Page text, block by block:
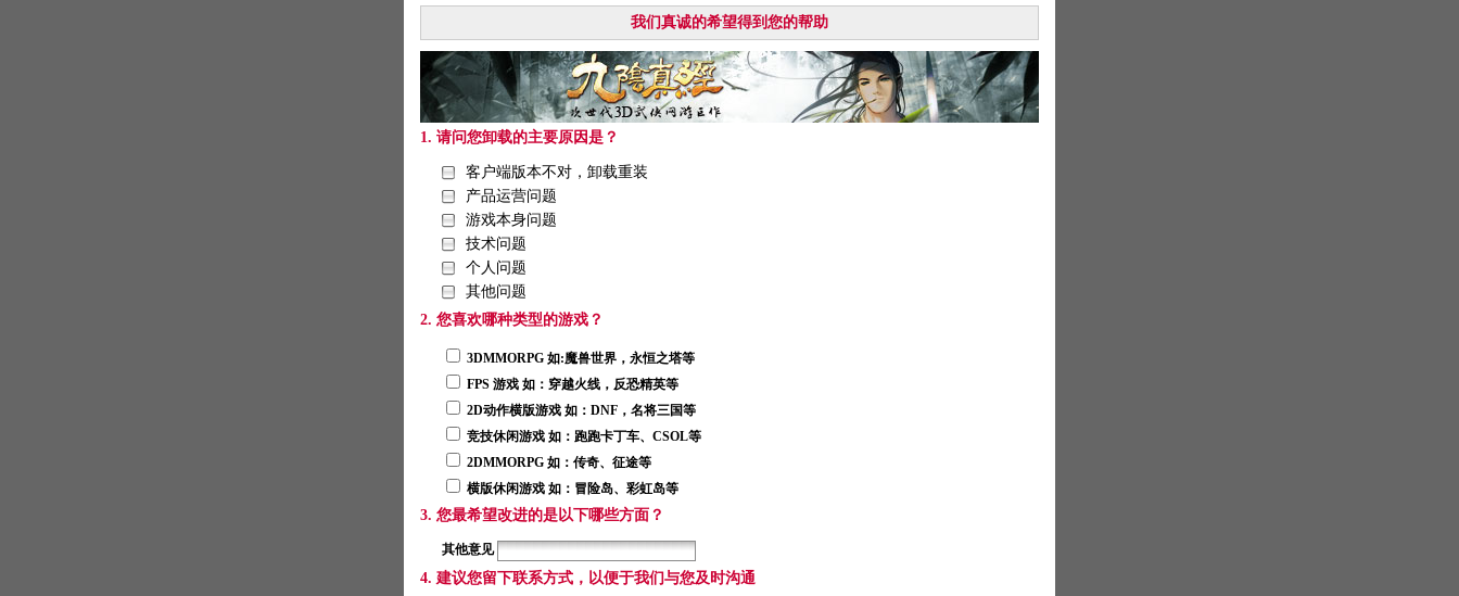
我们真诚的希望得到您的帮助
1. 请问您卸载的主要原因是？
客户端版本不对，卸载重装
产品运营问题
游戏本身问题
技术问题
个人问题
其他问题
2. 您喜欢哪种类型的游戏？
3DMMORPG 如:魔兽世界，永恒之塔等
FPS 游戏 如：穿越火线，反恐精英等
2D动作横版游戏 如：DNF，名将三国等
竞技休闲游戏 如：跑跑卡丁车、CSOL等
2DMMORPG 如：传奇、征途等
横版休闲游戏 如：冒险岛、彩虹岛等
3. 您最希望改进的是以下哪些方面？
其他意见
4. 建议您留下联系方式，以便于我们与您及时沟通